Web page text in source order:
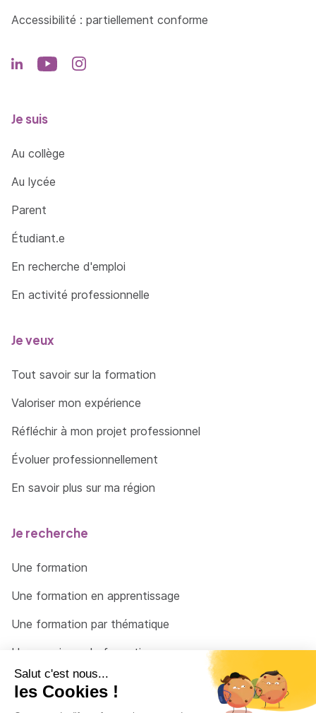
Accessibilité : partiellement conforme
Je suis
Au collège
Au lycée
Parent
Étudiant.e
En recherche d'emploi
En activité professionnelle
Je veux
Tout savoir sur la formation
Valoriser mon expérience
Réfléchir à mon projet professionnel
Évoluer professionnellement
En savoir plus sur ma région
Je recherche
Une formation
Une formation en apprentissage
Une formation par thématique
Un organisme de formation
Un conseiller
Une solution pour raccrocher